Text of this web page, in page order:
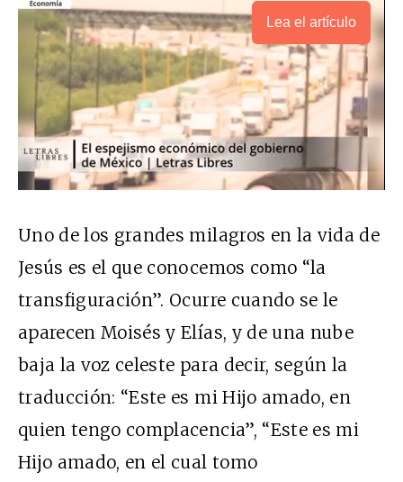
Lea el artículo
Uno de los grandes milagros en la vida de
Jesús es el que conocemos como “la
transfiguración”. Ocurre cuando se le
aparecen Moisés y Elías, y de una nube
baja la voz celeste para decir, según la
traducción: “Este es mi Hijo amado, en
quien tengo complacencia”, “Este es mi
Hijo amado, en el cual tomo